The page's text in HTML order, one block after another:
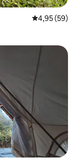
Průměrné
4,95 (59)